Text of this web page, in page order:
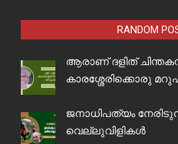
RANDOM
ആരാണ് ദളിത്
കാരശ്ശേരിക്കൊരു
ജനാധിപത്യം
വെല്ലുവിളികൾ